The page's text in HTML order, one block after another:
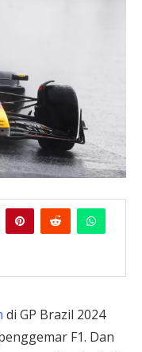
di GP Brazil 2024
F1. Dan